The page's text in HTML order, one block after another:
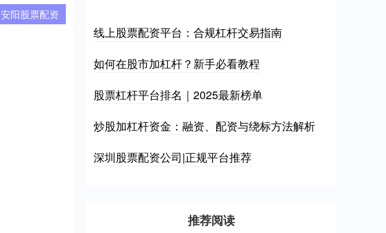
安阳股票配资
线上股票配资平台：合规杠杆交易指南
如何在股市加杠杆？新手必看教程
股票杠杆平台排名｜2025最新榜单
炒股加杠杆资金：融资、配资与绕标方法解析
深圳股票配资公司|正规平台推荐
推荐阅读